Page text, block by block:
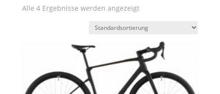
Alle 4 Ergebnisse werden angezeigt